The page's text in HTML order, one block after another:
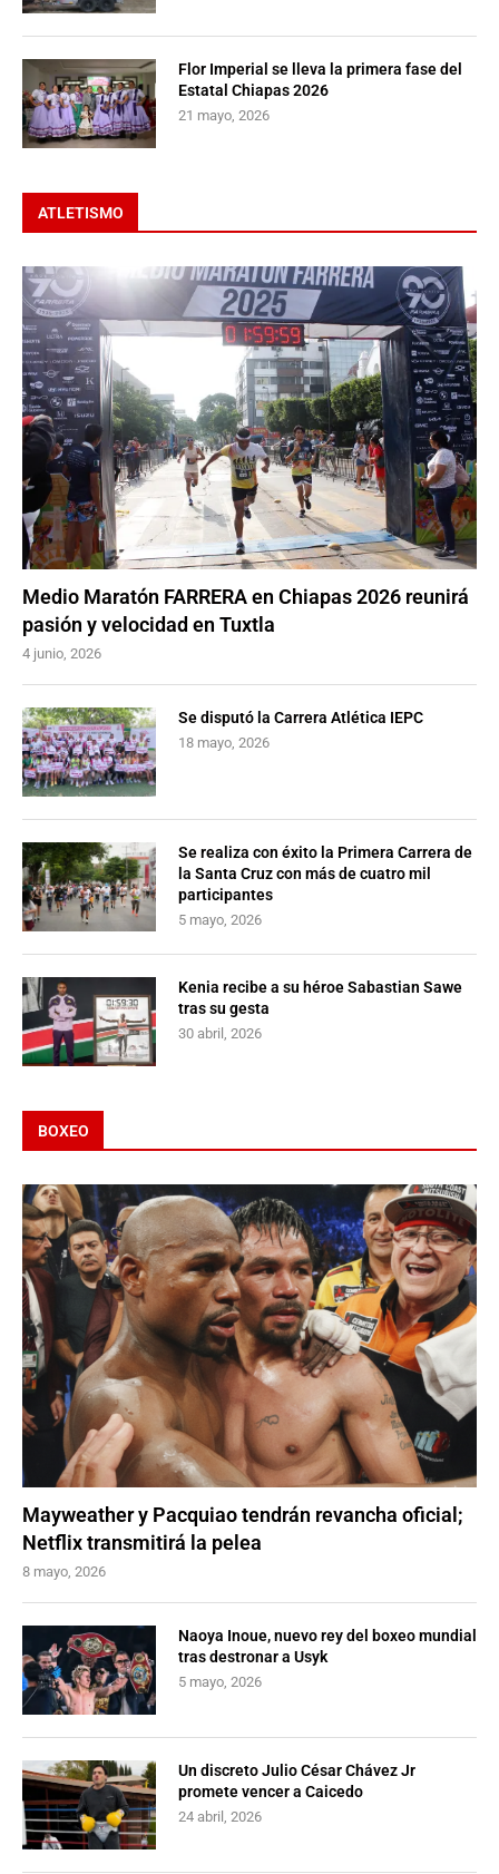
Flor Imperial se lleva la primera fase del
Estatal Chiapas 2026
21 mayo, 2026
ATLETISMO
Medio Maratón FARRERA en Chiapas 2026 reunirá
pasión y velocidad en Tuxtla
4 junio, 2026
Se disputó la Carrera Atlética IEPC
18 mayo, 2026
Se realiza con éxito la Primera Carrera de
la Santa Cruz con más de cuatro mil
participantes
5 mayo, 2026
Kenia recibe a su héroe Sabastian Sawe
tras su gesta
30 abril, 2026
BOXEO
Mayweather y Pacquiao tendrán revancha oficial;
Netflix transmitirá la pelea
8 mayo, 2026
Naoya Inoue, nuevo rey del boxeo mundial
tras destronar a Usyk
5 mayo, 2026
Un discreto Julio César Chávez Jr
promete vencer a Caicedo
24 abril, 2026